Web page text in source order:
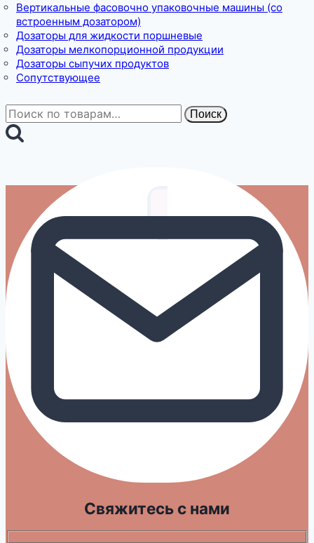
Вертикальные фасовочно упаковочные машины (со
встроенным дозатором)
Дозаторы для жидкости поршневые
Дозаторы мелкопорционной продукции
Дозаторы сыпучих продуктов
Сопутствующее
Искать: Поиск
Свяжитесь с нами